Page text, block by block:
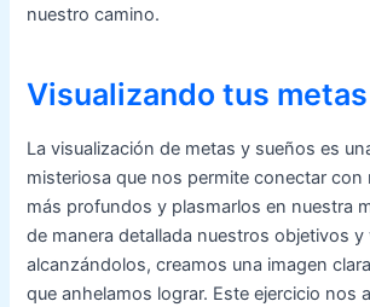
nuestro camino.
Visualizando tus
La visualización de metas y sueños es
misteriosa que nos permite conectar con
más profundos y plasmarlos en nuestra
de manera detallada nuestros objetivos y
alcanzándolos, creamos una imagen
que anhelamos lograr. Este ejercicio nos